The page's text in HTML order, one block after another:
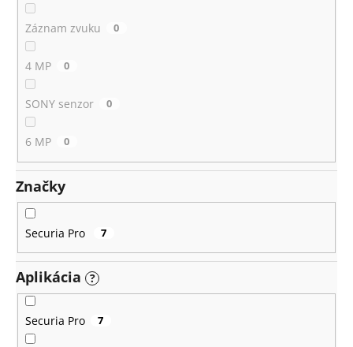
Záznam zvuku 0
4 MP 0
SONY senzor 0
6 MP 0
Značky
Securia Pro 7
Aplikácia ?
Securia Pro 7